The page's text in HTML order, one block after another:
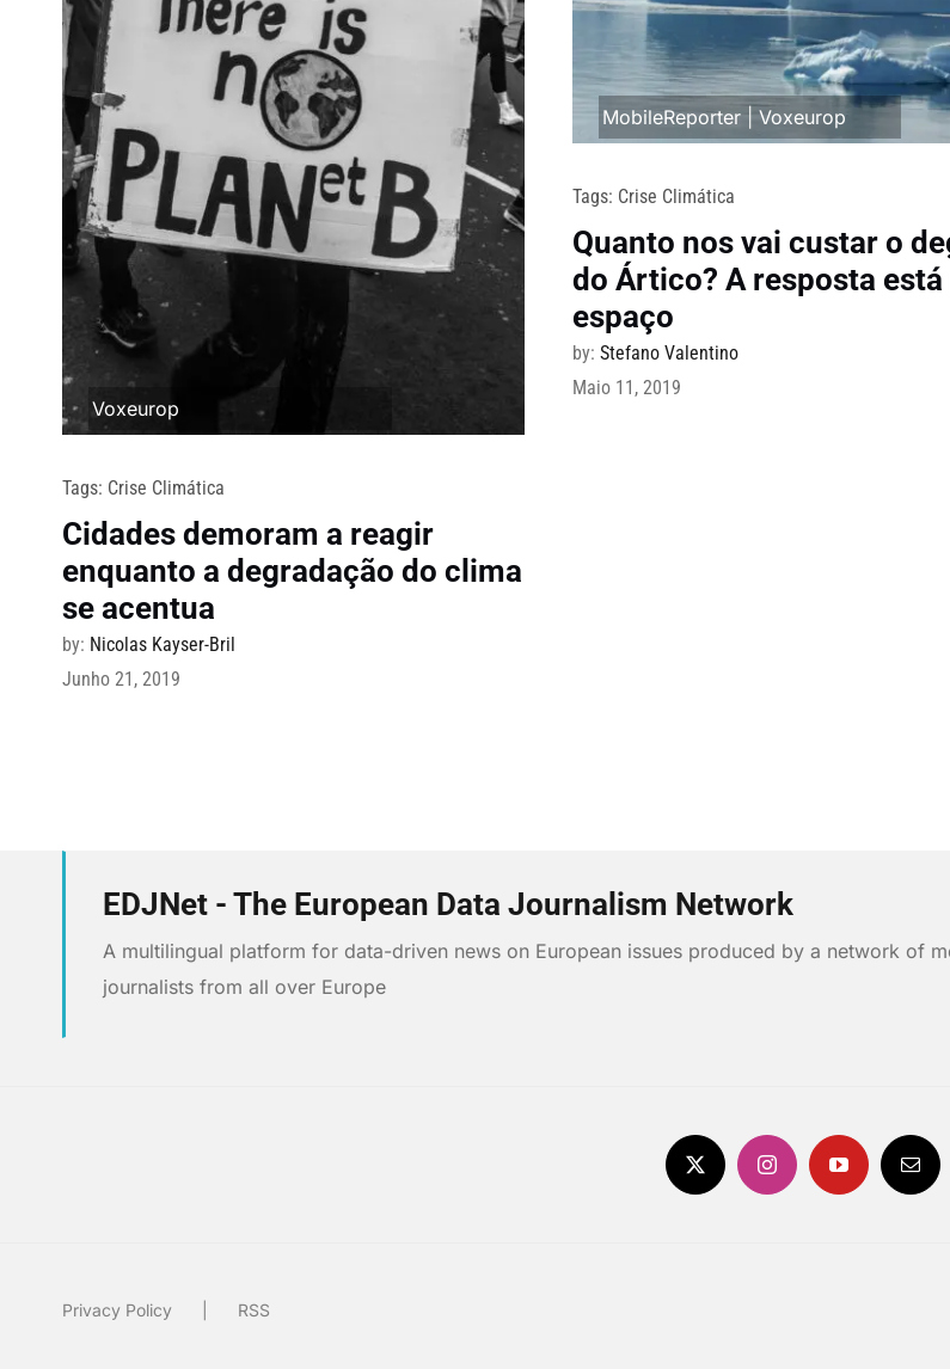
Voxeurop
Tags: Crise Climática
Cidades demoram a reagir
enquanto a degradação do clima
se acentua
by: Nicolas Kayser-Bril
Junho 21, 2019
MobileReporter| Voxeurop
Tags: Crise Climática
Quanto nos vai custar o
do Ártico? A resposta está
espaço
by: Stefano Valentino
Maio 11, 2019
EDJNet - The European Data Journalism Network
A multilingual platform for data-driven news on European issues produced by a network of
journalists from all over Europe
Privacy Policy RSS